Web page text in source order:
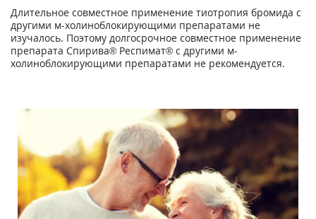
Длительное совместное применение тиотропия бромида с
другими м-холиноблокирующими препаратами не
изучалось. Поэтому долгосрочное совместное применение
препарата Спирива® Респимат® с другими м-
холиноблокирующими препаратами не рекомендуется.